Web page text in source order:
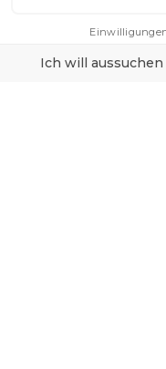
HILFE & KONTAKT